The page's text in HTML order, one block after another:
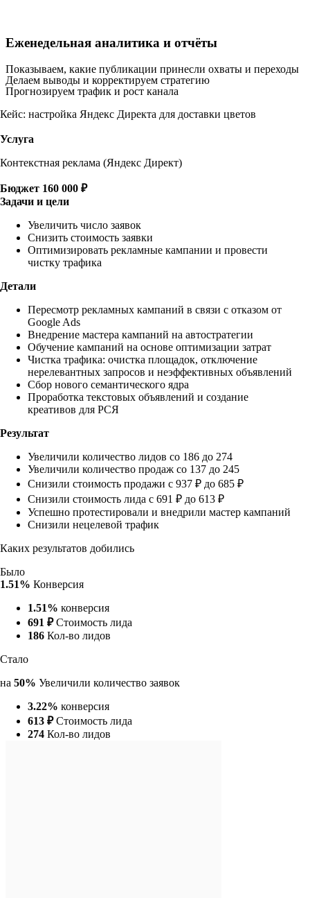
Еженедельная аналитика и отчёты
Показываем, какие публикации принесли охваты и переходы
Делаем выводы и корректируем стратегию
Прогнозируем трафик и рост канала
Кейс: настройка Яндекс Директа для доставки цветов
Услуга
Контекстная реклама (Яндекс Директ)
Бюджет 160 000 ₽
Задачи и цели
Увеличить число заявок
Снизить стоимость заявки
Оптимизировать рекламные кампании и провести
чистку трафика
Детали
Пересмотр рекламных кампаний в связи с отказом от
Google Ads
Внедрение мастера кампаний на автостратегии
Обучение кампаний на основе оптимизации затрат
Чистка трафика: очистка площадок, отключение
нерелевантных запросов и неэффективных объявлений
Сбор нового семантического ядра
Проработка текстовых объявлений и создание
креативов для РСЯ
Результат
Увеличили количество лидов со 186 до 274
Увеличили количество продаж со 137 до 245
Снизили стоимость продажи с 937 ₽ до 685 ₽
Снизили стоимость лида с 691 ₽ до 613 ₽
Успешно протестировали и внедрили мастер кампаний
Снизили нецелевой трафик
Каких результатов добились
Было
1.51% Конверсия
1.51% конверсия
691 ₽ Стоимость лида
186 Кол-во лидов
Стало
на 50% Увеличили количество заявок
3.22% конверсия
613 ₽ Стоимость лида
274 Кол-во лидов